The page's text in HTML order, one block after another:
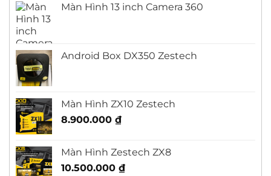
Màn Hình 13 inch Camera 360
Android Box DX350 Zestech
Màn Hình ZX10 Zestech
8.900.000 ₫
Màn Hình Zestech ZX8
10.500.000 ₫